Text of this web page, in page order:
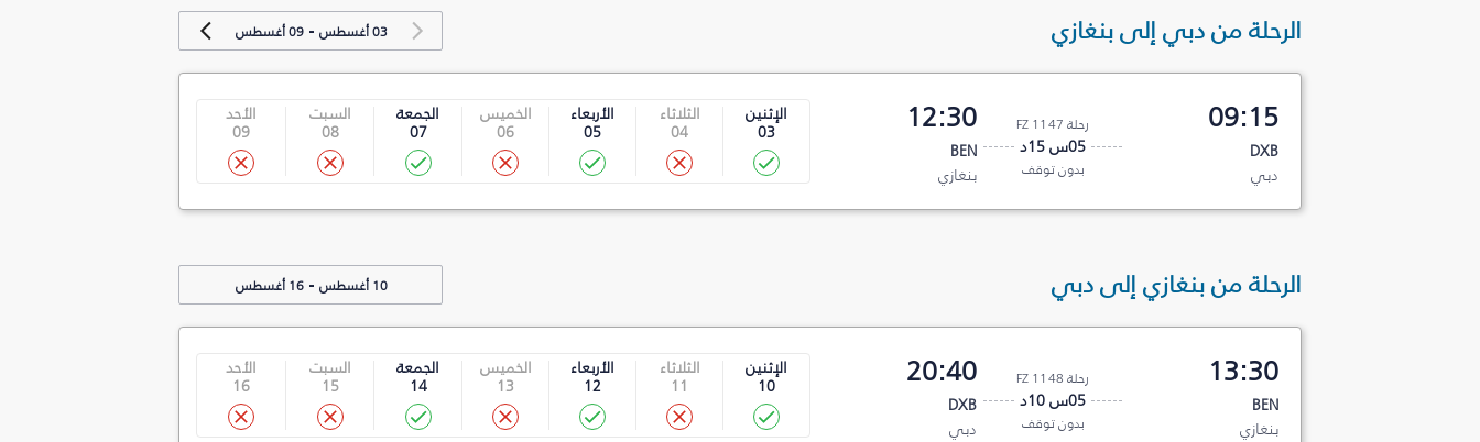
الرحلة من دبي إلى بنغازي 03 أغسطس -09 أغسطس
09:15
DXB
دبي
رحلة FZ 1147
05س 15د
بدون توقف
12:30
BEN
بنغازي
الإثنين
03
الثلاثاء
04
الأربعاء
05
الخميس
06
الجمعة
07
السبت
08
الأحد
09
الرحلة من بنغازي إلى دبي 10 أغسطس -16 أغسطس
13:30
BEN
بنغازي
رحلة FZ 1148
05س 10د
بدون توقف
20:40
DXB
دبي
الإثنين
10
الثلاثاء
11
الأربعاء
12
الخميس
13
الجمعة
14
السبت
15
الأحد
16